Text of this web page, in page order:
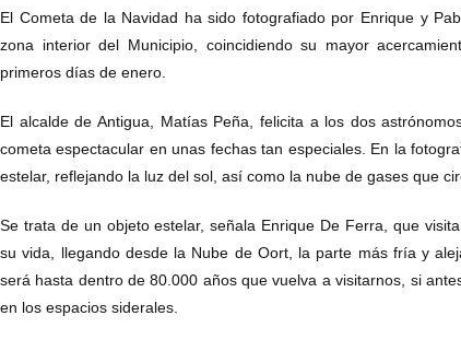
El Cometa de la Navidad ha sido fotografiado por Enrique y
zona interior del Municipio, coincidiendo su mayor
primeros días de enero.
El alcalde de Antigua, Matías Peña, felicita a los dos
cometa espectacular en unas fechas tan especiales. En la
estelar, reflejando la luz del sol, así como la nube de gases que
Se trata de un objeto estelar, señala Enrique De Ferra, que
su vida, llegando desde la Nube de Oort, la parte más fría y
será hasta dentro de 80.000 años que vuelva a visitarnos, si
en los espacios siderales.